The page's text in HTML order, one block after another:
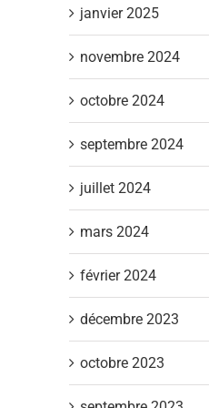
janvier 2025
novembre 2024
octobre 2024
septembre 2024
juillet 2024
mars 2024
février 2024
décembre 2023
octobre 2023